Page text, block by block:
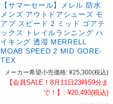
【サマーセール】メレル 防水
メンズ アウトドアシューズ モ
アブ スピード 2 ミッド ゴアテ
ックス トレイルランニング ハ
イキング 透湿 MERRELL
MOAB SPEED 2 MID GORE-
TEX
メーカー希望小売価格: ¥25,300(税込)
【会員SALE！8月11日23時59分ま
で！】: ¥20,493(税込)